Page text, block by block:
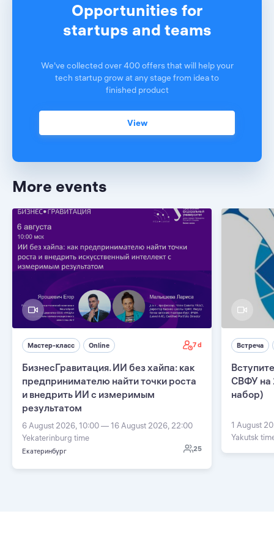
Opportunities for
startups and teams
We've collected over 400 offers that will help your
tech startup grow at any stage from idea to
finished product
View
More events
Мастер-класс Online 7 d
БизнесГравитация. ИИ без хайпа: как
предпринимателю найти точки роста
и внедрить ИИ с измеримым
результатом
6 August 2026, 10:00 — 16 August 2026, 22:00
Yekaterinburg time
Екатеринбург 25
Встреча
СВФУ на
набор)
1 August
Yakutsk